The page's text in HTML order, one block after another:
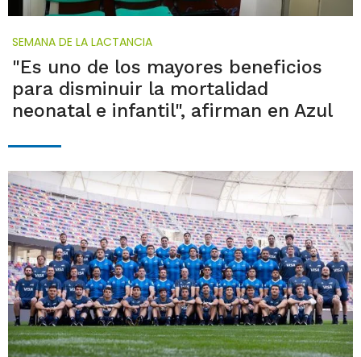
SEMANA DE LA LACTANCIA
"Es uno de los mayores beneficios
para disminuir la mortalidad
neonatal e infantil", afirman en Azul